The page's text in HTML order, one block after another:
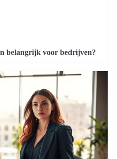
belangrijk voor bedrijven?